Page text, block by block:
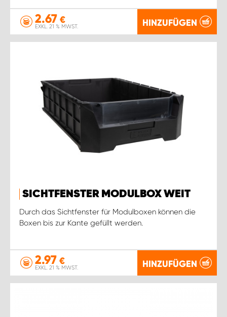
2.67 €
EXKL. 21 % MWST. HINZUFÜGEN
SICHTFENSTER MODULBOX WEIT
Durch das Sichtfenster für Modulboxen können die
Boxen bis zur Kante gefüllt werden.
2.97 €
EXKL. 21 % MWST. HINZUFÜGEN